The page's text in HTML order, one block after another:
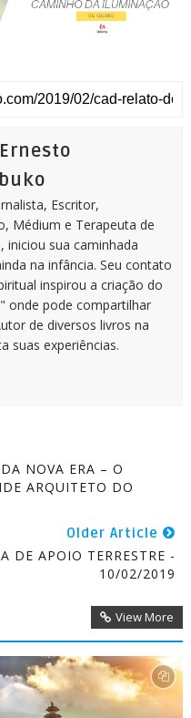
Escritor,
Médium e Terapeuta de
iniciou sua caminhada
na infância. Seu contato
inspirou a criação do
onde pode compartilhar
de diversos livros na
suas experiências.
NOVA ERA – O
ARQUITETO DO
Older Article
DE APOIO TERRESTRE -
10/02/2019
View More